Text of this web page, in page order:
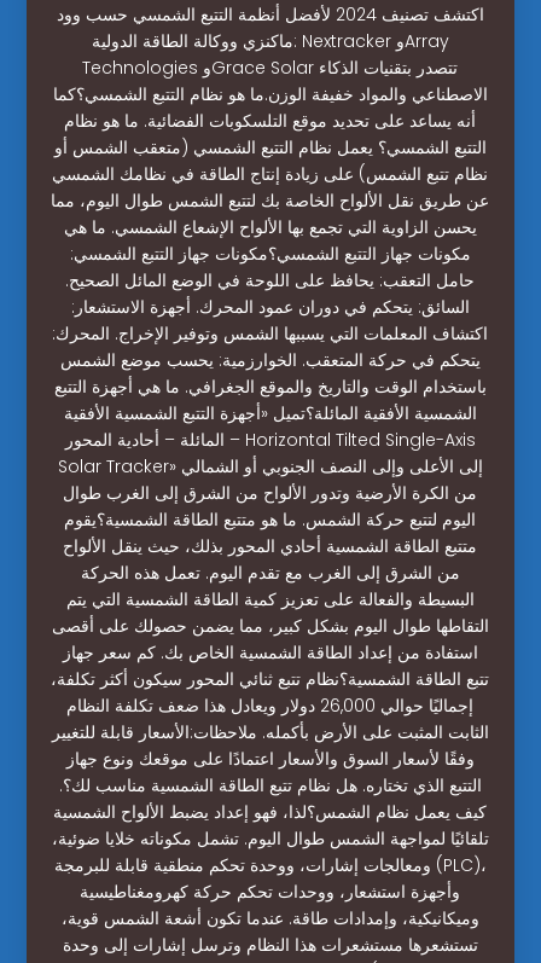
اكتشف تصنيف 2024 لأفضل أنظمة التتبع الشمسي حسب وود
ماكنزي ووكالة الطاقة الدولية: Nextracker وArray
Technologies وGrace Solar تتصدر بتقنيات الذكاء
الاصطناعي والمواد خفيفة الوزن.ما هو نظام التتبع الشمسي؟كما
أنه يساعد على تحديد موقع التلسكوبات الفضائية. ما هو نظام
التتبع الشمسي؟ يعمل نظام التتبع الشمسي (متعقب الشمس أو
نظام تتبع الشمس) على زيادة إنتاج الطاقة في نظامك الشمسي
عن طريق نقل الألواح الخاصة بك لتتبع الشمس طوال اليوم، مما
يحسن الزاوية التي تجمع بها الألواح الإشعاع الشمسي. ما هي
مكونات جهاز التتبع الشمسي؟مكونات جهاز التتبع الشمسي:
حامل التعقب: يحافظ على اللوحة في الوضع المائل الصحيح.
السائق: يتحكم في دوران عمود المحرك. أجهزة الاستشعار:
اكتشاف المعلمات التي يسببها الشمس وتوفير الإخراج. المحرك:
يتحكم في حركة المتعقب. الخوارزمية: يحسب موضع الشمس
باستخدام الوقت والتاريخ والموقع الجغرافي. ما هي أجهزة التتبع
الشمسية الأفقية المائلة؟تميل «أجهزة التتبع الشمسية الأفقية
المائلة – أحادية المحور – Horizontal Tilted Single-Axis
Solar Tracker» إلى الأعلى وإلى النصف الجنوبي أو الشمالي
من الكرة الأرضية وتدور الألواح من الشرق إلى الغرب طوال
اليوم لتتبع حركة الشمس. ما هو متتبع الطاقة الشمسية؟يقوم
متتبع الطاقة الشمسية أحادي المحور بذلك، حيث ينقل الألواح
من الشرق إلى الغرب مع تقدم اليوم. تعمل هذه الحركة
البسيطة والفعالة على تعزيز كمية الطاقة الشمسية التي يتم
التقاطها طوال اليوم بشكل كبير، مما يضمن حصولك على أقصى
استفادة من إعداد الطاقة الشمسية الخاص بك. كم سعر جهاز
تتبع الطاقة الشمسية؟نظام تتبع ثنائي المحور سيكون أكثر تكلفة،
إجماليًا حوالي 26,000 دولار ويعادل هذا ضعف تكلفة النظام
الثابت المثبت على الأرض بأكمله. ملاحظات:الأسعار قابلة للتغيير
وفقًا لأسعار السوق والأسعار اعتمادًا على موقعك ونوع جهاز
التتبع الذي تختاره. هل نظام تتبع الطاقة الشمسية مناسب لك؟.
كيف يعمل نظام الشمس؟لذا، فهو إعداد يضبط الألواح الشمسية
تلقائيًا لمواجهة الشمس طوال اليوم. تشمل مكوناته خلايا ضوئية،
ومعالجات إشارات، ووحدة تحكم منطقية قابلة للبرمجة (PLC)،
وأجهزة استشعار، ووحدات تحكم حركة كهرومغناطيسية
وميكانيكية، وإمدادات طاقة. عندما تكون أشعة الشمس قوية،
تستشعرها مستشعرات هذا النظام وترسل إشارات إلى وحدة